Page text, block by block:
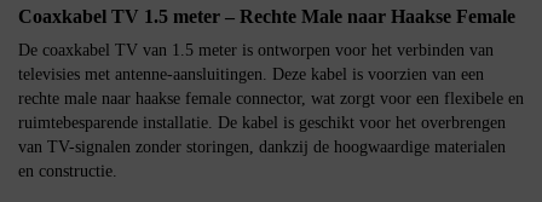
Coaxkabel TV 1.5 meter – Rechte Male naar Haakse Female
De coaxkabel TV van 1.5 meter is ontworpen voor het verbinden van
televisies met antenne-aansluitingen. Deze kabel is voorzien van een
rechte male naar haakse female connector, wat zorgt voor een flexibele en
ruimtebesparende installatie. De kabel is geschikt voor het overbrengen
van TV-signalen zonder storingen, dankzij de hoogwaardige materialen
en constructie.